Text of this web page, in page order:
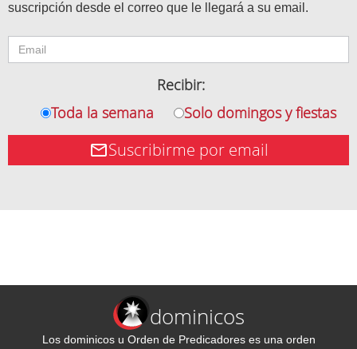
suscripción desde el correo que le llegará a su email.
Recibir:
Toda la semana
Solo domingos y fiestas
Suscribirme por email
dominicos
Los dominicos u Orden de Predicadores es una orden